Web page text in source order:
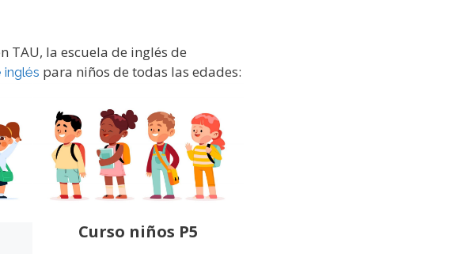
TAU, la escuela de inglés de
inglés para niños de todas las edades:
Curso niños P5